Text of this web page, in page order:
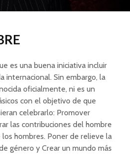
es una buena iniciativa incluir
internacional. Sin embargo, la
oficialmente, ni es un
con el objetivo de que
celebrarlo: Promover
las contribuciones del hombre
hombres. Poner de relieve la
género y Crear un mundo más